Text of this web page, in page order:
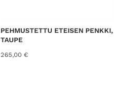
PEHMUSTETTU ETEISEN PENKKI,
TAUPE
265,00 €